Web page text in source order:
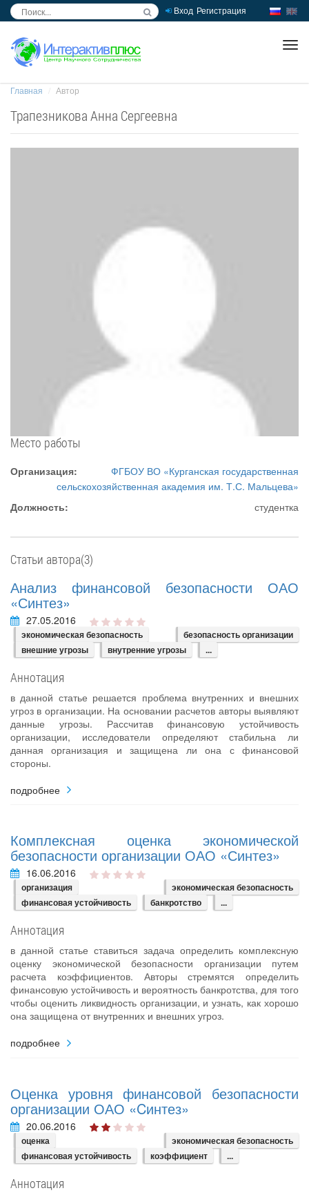
Вход Регистрация
Главная Автор
Трапезникова Анна Сергеевна
Место работы
Организация:
ФГБОУ ВО «Курганская государственная
сельскохозяйственная академия им. Т.С. Мальцева»
Должность:
студентка
Статьи автора(3)
Анализ финансовой безопасности ОАО
«Синтез»
27.05.2016
экономическая безопасность
безопасность организации
внешние угрозы
внутренние угрозы ...
Аннотация
в данной статье решается проблема внутренних и внешних
угроз в организации. На основании расчетов авторы выявляют
данные угрозы. Рассчитав финансовую устойчивость
организации, исследователи определяют стабильна ли
данная организация и защищена ли она с финансовой
стороны.
подробнее
Комплексная оценка экономической
безопасности организации ОАО «Синтез»
16.06.2016
организация
экономическая безопасность
финансовая устойчивость
банкротство ...
Аннотация
в данной статье ставиться задача определить комплексную
оценку экономической безопасности организации путем
расчета коэффициентов. Авторы стремятся определить
финансовую устойчивость и вероятность банкротства, для того
чтобы оценить ликвидность организации, и узнать, как хорошо
она защищена от внутренних и внешних угроз.
подробнее
Оценка уровня финансовой безопасности
организации ОАО «Cинтез»
20.06.2016
оценка
экономическая безопасность
финансовая устойчивость
коэффициент ...
Аннотация